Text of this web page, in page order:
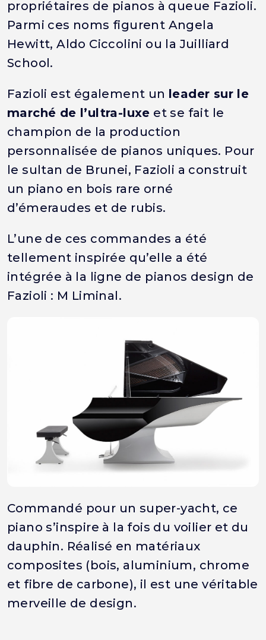
propriétaires de pianos à queue Fazioli.
Parmi ces noms figurent Angela
Hewitt, Aldo Ciccolini ou la Juilliard
School.
Fazioli est également un leader sur le
marché de l’ultra-luxe et se fait le
champion de la production
personnalisée de pianos uniques. Pour
le sultan de Brunei, Fazioli a construit
un piano en bois rare orné
d’émeraudes et de rubis.
L’une de ces commandes a été
tellement inspirée qu’elle a été
intégrée à la ligne de pianos design de
Fazioli : M Liminal.
Commandé pour un super-yacht, ce
piano s’inspire à la fois du voilier et du
dauphin. Réalisé en matériaux
composites (bois, aluminium, chrome
et fibre de carbone), il est une véritable
merveille de design.